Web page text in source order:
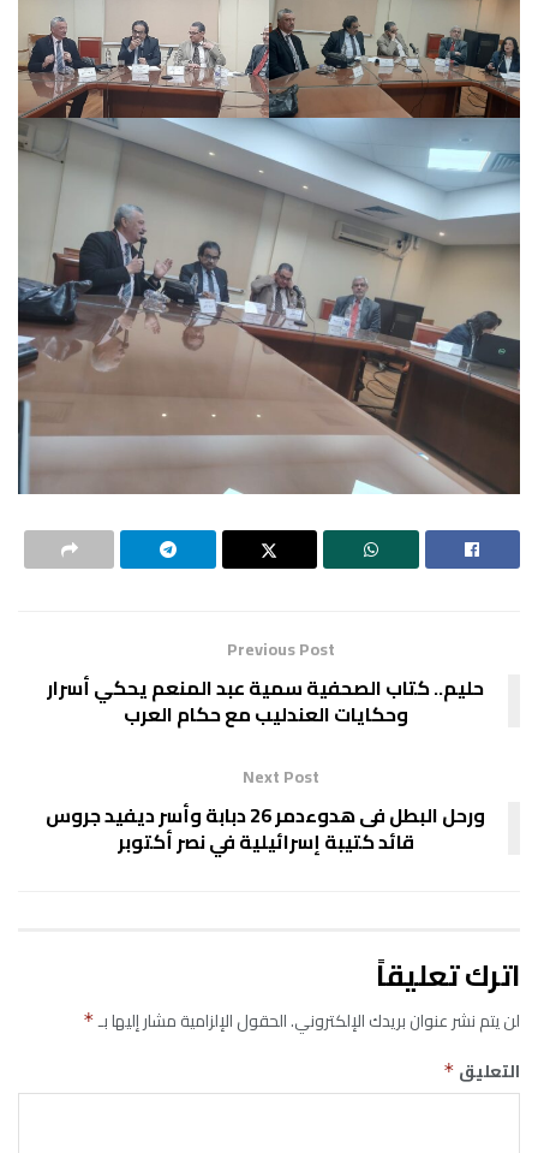
Previous Post
حليم.. كتاب الصحفية سمية عبد المنعم يحكي أسرار
وحكايات العندليب مع حكام العرب
Next Post
ورحل البطل فى هدوءدمر 26 دبابة وأسر ديفيد جروس
قائد كتيبة إسرائيلية في نصر أكتوبر
اترك تعليقاً
لن يتم نشر عنوان بريدك الإلكتروني.الحقول الإلزامية مشار إليها بـ*
التعليق *